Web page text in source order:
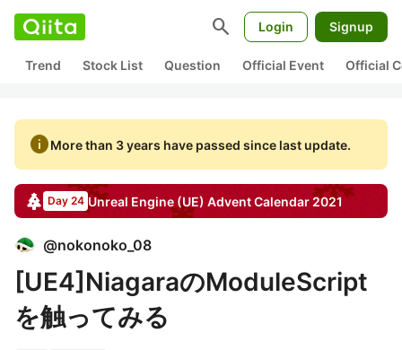
search Login Signup
Trend Stock List Question Official Event Official
infoMore than 3 years have passed since last update.
Day 24 Unreal Engine (UE) Advent Calendar2021
@nokonoko_08
[UE4]NiagaraのModuleScript
を触ってみる